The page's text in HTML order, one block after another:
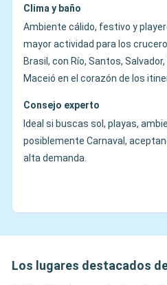
Clima y baño
Ambiente cálido, festivo y
mayor actividad para los
Brasil, con Río, Santos,
Maceió en el corazón de los
Consejo experto
Ideal si buscas sol, playas,
posiblemente Carnaval,
alta demanda.
Los lugares destacados